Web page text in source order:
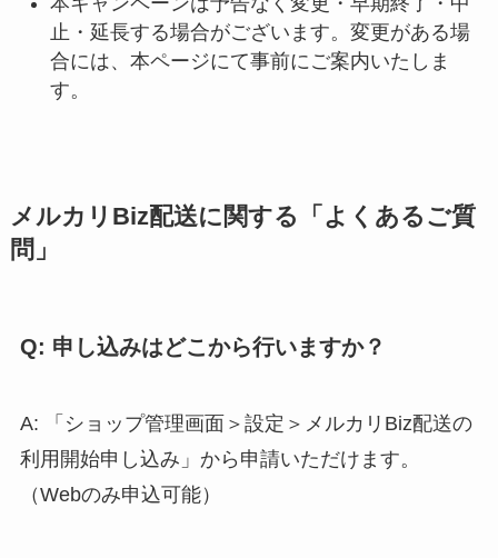
止・延長する場合がございます。変更がある場
合には、本ページにて事前にご案内いたしま
す。
メルカリBiz配送に関する「よくあるご質
問」
Q: 申し込みはどこから行いますか？
A: 「ショップ管理画面＞設定＞メルカリBiz配送の
利用開始申し込み」から申請いただけます。
（Webのみ申込可能）